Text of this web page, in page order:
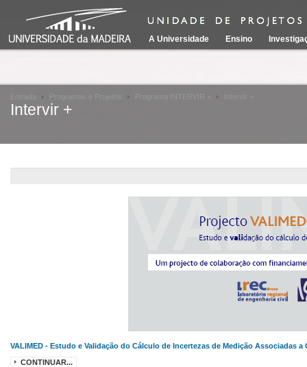
A Universidade Ensino
Entrada Programas e Projetos Programa INTERVIR + Intervir +
Intervir +
VALIMED - Estudo e Validação do Cálculo de Incertezas de Medição Associadas
CONTINUAR...